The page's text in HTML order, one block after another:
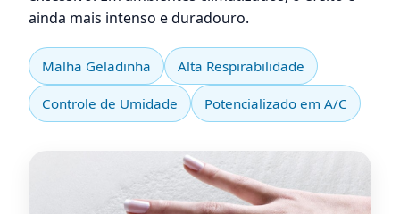
ainda mais intenso e duradouro.
Malha Geladinha Alta Respirabilidade
Controle de Umidade Potencializado em A/C